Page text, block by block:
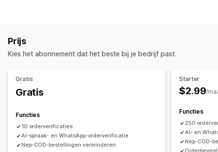
Tracking in realtime
Prijs
Kies het abonnement dat het beste bij je bedrijf past.
Gratis
Gratis
Functies
10 orderverificaties
AI-spraak- en WhatsApp-orderverificatie
Nep-COD-bestellingen verminderen
Starter
$2.99/
Functies
250
AI- en
Nep-COD-